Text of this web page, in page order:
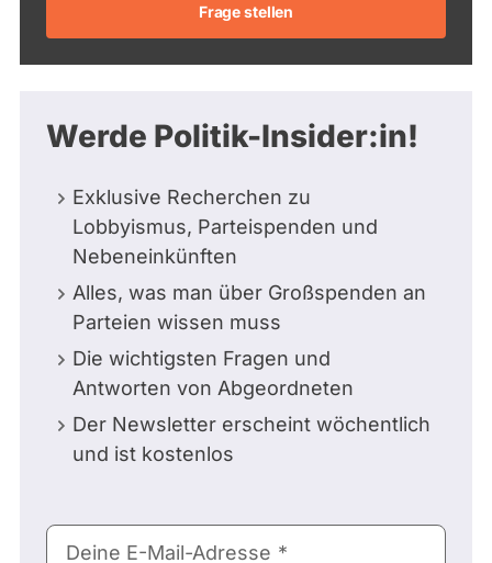
Frage stellen
Werde Politik-Insider:in!
Exklusive Recherchen zu
Lobbyismus, Parteispenden und
Nebeneinkünften
Alles, was man über Großspenden an
Parteien wissen muss
Die wichtigsten Fragen und
Antworten von Abgeordneten
Der Newsletter erscheint wöchentlich
und ist kostenlos
E-
Deine E-Mail-Adresse